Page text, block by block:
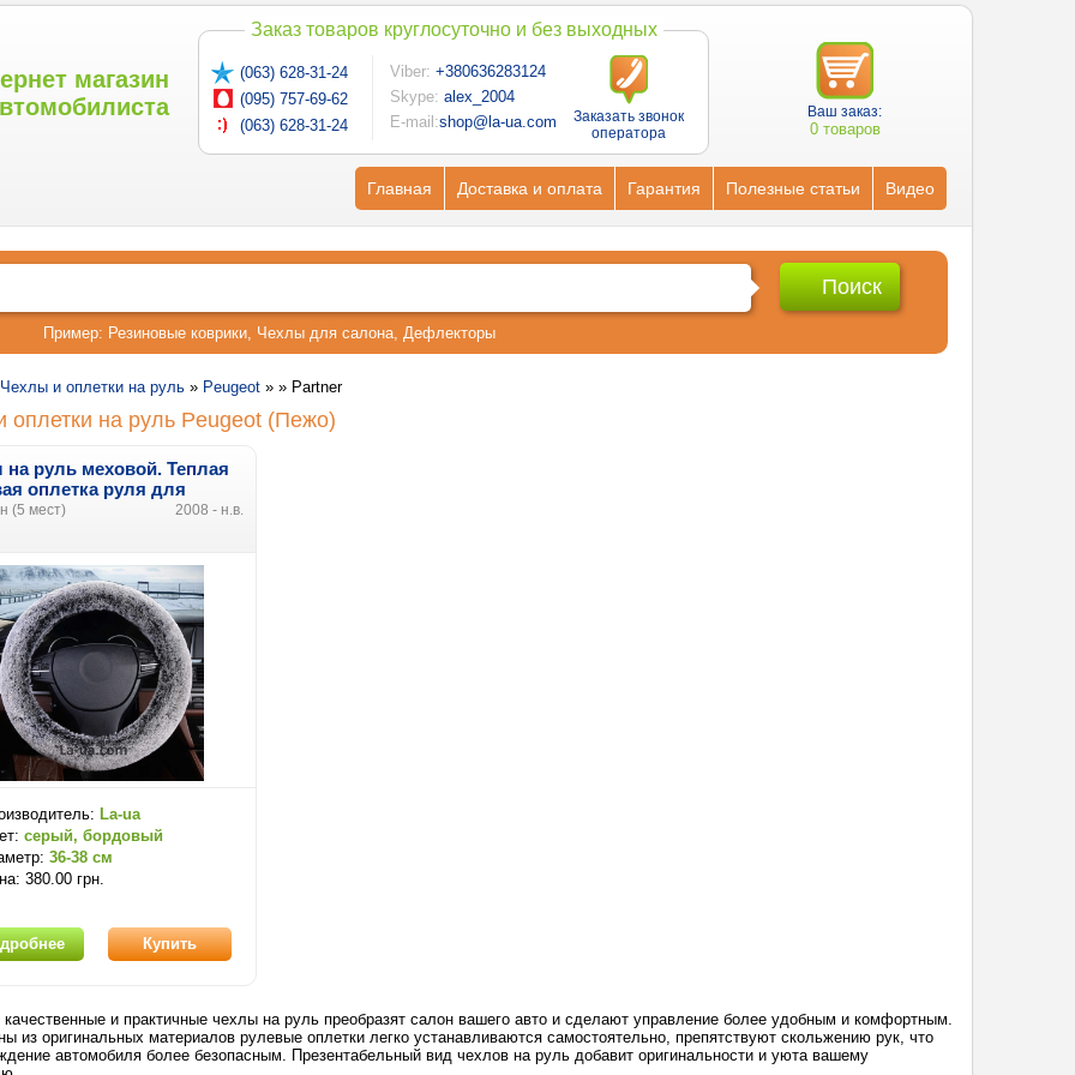
магазин
Заказ товаров круглосуточно и без выходных
(063) 628-31-24
(095) 757-69-62
(063) 628-31-24
Viber: +380636283124
Skype: alex_2004
E-mail:shop@la-ua.com
Заказать звонок
оператора
Ваш заказ:
0 товаров
Главная Доставка и оплата Гарантия Полезные статьи Видео
Пример: Резиновые коврики, Чехлы для салона, Дефлекторы
Чехлы и оплетки на руль » Peugeot » » Partner
оплетки на руль Peugeot (Пежо)
на руль меховой. Теплая
оплетка руля для
Partner
(5 мест) 2008 - н.в.
La-ua
серый, бордовый
36-38 см
380.00 грн.
Купить
и практичные чехлы на руль преобразят салон вашего авто и сделают управление более удобным и комфортным.
из оригинальных материалов рулевые оплетки легко устанавливаются самостоятельно, препятствуют скольжению рук, что
автомобиля более безопасным. Презентабельный вид чехлов на руль добавит оригинальности и уюта вашему